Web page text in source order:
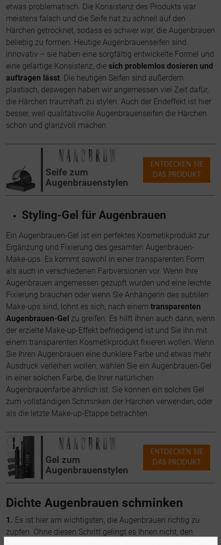
etwas problematisch. Die Konsistenz des Produkts war
meistens falsch und die Seife hat zu schnell auf den
Härchen getrocknet, sodass es schwer war, die Augenbrauen
beliebig zu formen. Heutige Augenbrauenseifen sind
innovativ – sie haben eine sorgfältig entwickelte Formel und
eine gelartige Konsistenz, die sich problemlos dosieren und
auftragen lässt. Die heutigen Seifen sind außerdem
plastisch, deswegen haben wir angemessen viel Zeit dafür,
die Härchen traumhaft zu stylen. Auch der Endeffekt ist hier
besser, weil qualitätsvolle Augenbrauenseifen die Härchen
schön und glanzvoll machen.
Seife zum
Augenbrauenstylen
ENTDECKEN SIE
DAS PRODUKT
Styling-Gel für Augenbrauen
Ein Augenbrauen-Gel ist ein perfektes Kosmetikprodukt zur
Ergänzung und Fixierung des gesamten Augenbrauen-
Make-ups. Es kommt sowohl in einer transparenten Form
als auch in verschiedenen Farbversionen vor. Wenn Ihre
Augenbrauen angemessen gezupft wurden und eine leichte
Fixierung brauchen oder wenn Sie Anhängerin des subtilen
Make-ups sind, lohnt es sich, nach einem transparenten
Augenbrauen-Gel zu greifen. Es hilft Ihnen auch dann, wenn
der erzielte Make-up-Effekt befriedigend ist und Sie ihn mit
einem transparenten Kosmetikprodukt fixieren wollen. Wenn
Sie Ihren Augenbrauen eine dunklere Farbe und etwas mehr
Ausdruck verleihen wollen, wählen Sie ein Augenbrauen-Gel
in einer solchen Farbe, die Ihrer natürlichen
Augenbrauenfarbe ähnlich ist. Sie können ein solches Gel
zum vollständigen Schminken der Härchen verwenden, oder
als die letzte Make-up-Etappe betrachten.
Gel zum
Augenbrauenstylen
ENTDECKEN SIE
DAS PRODUKT
Dichte Augenbrauen schminken
1. Es ist hier am wichtigsten, die Augenbrauen richtig zu
zupfen. Ohne diesen Schritt gelingt es Ihnen nicht, den